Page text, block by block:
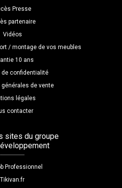
Presse
partenaire
Vidéos
/ montage de vos meubles
10 ans
de confidentialité
de vente
légales
contacter
sites du groupe
Professionnel
Tikivan.fr